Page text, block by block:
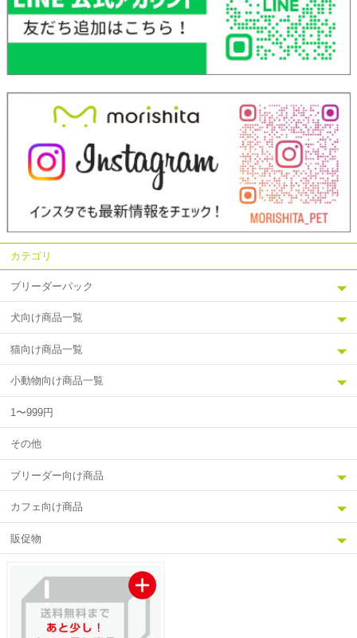
カテゴリ
ブリーダーパック
犬向け商品一覧
猫向け商品一覧
小動物向け商品一覧
1〜999円
その他
ブリーダー向け商品
カフェ向け商品
販促物